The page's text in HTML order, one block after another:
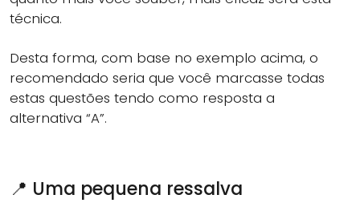
técnica.
Desta forma, com base no exemplo acima, o
recomendado seria que você marcasse todas
estas questões tendo como resposta a
alternativa “A”.
📍 Uma pequena ressalva